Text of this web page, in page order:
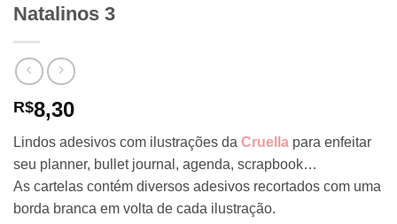
Natalinos 3
R$8,30
Lindos adesivos com ilustrações da Cruella para enfeitar
seu planner, bullet journal, agenda, scrapbook…
As cartelas contém diversos adesivos recortados com uma
borda branca em volta de cada ilustração.